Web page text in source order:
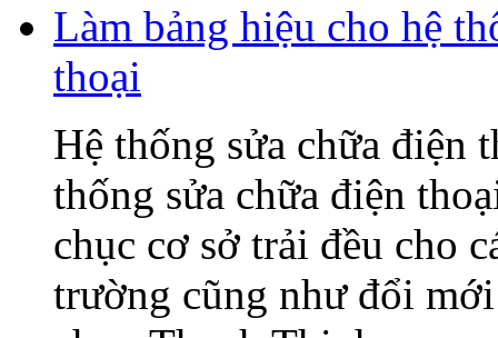
Làm bảng hiệu cho hệ
thoại
Hệ thống sửa chữa điện
thống sửa chữa điện
chục cơ sở trải đều cho
trường cũng như đổi